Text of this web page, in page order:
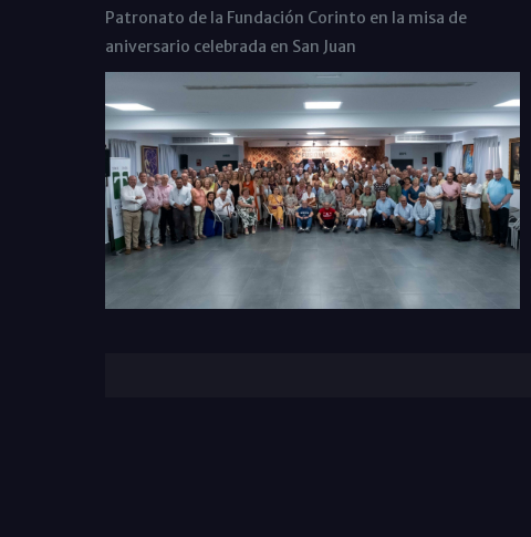
Patronato de la Fundación Corinto en la misa de
aniversario celebrada en San Juan